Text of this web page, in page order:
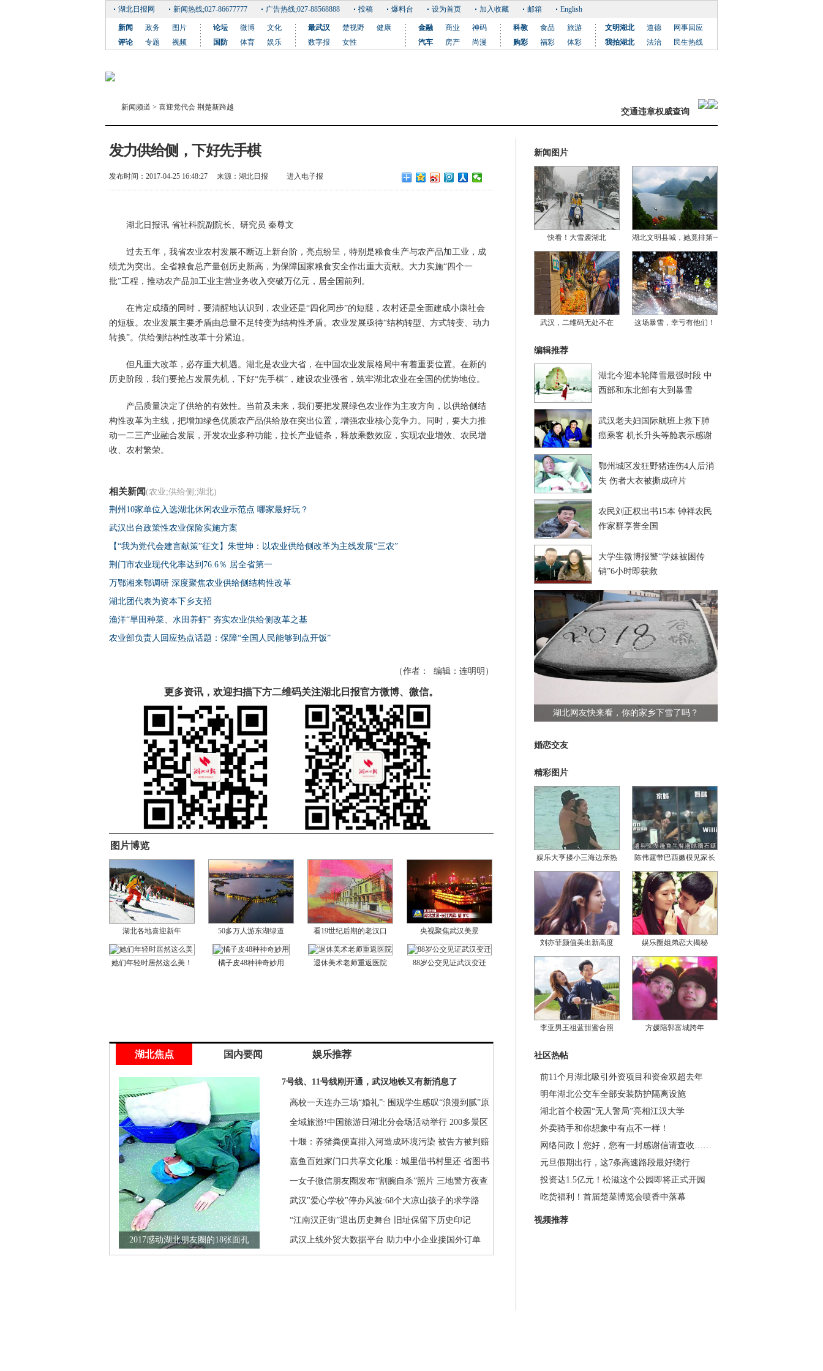
湖北日报网 新闻热线;027-86677777 广告热线;027-88568888 投稿 爆料台 设为首页 加入收藏 邮箱 English
新闻 政务
图片
评论
专题 视频
论坛 微博
文化
国防
体育 娱乐
最武汉 楚视野
健康
数字报
女性
金融 商业
神码
汽车
房产 尚漫
科教 食品
旅游
购彩
福彩 体彩
文明湖北 道德
网事回应
我拍湖北
法治 民生热线
新闻频道 > 喜迎党代会 荆楚新跨越 交通违章权威查询
发力供给侧，下好先手棋
发布时间：2017-04-25 16:48:27 来源：湖北日报 进入电子报
湖北日报讯 省社科院副院长、研究员 秦尊文
过去五年，我省农业农村发展不断迈上新台阶，亮点纷呈，特别是粮食生产与农产品加工业，成
绩尤为突出。全省粮食总产量创历史新高，为保障国家粮食安全作出重大贡献。大力实施“四个一
批”工程，推动农产品加工业主营业务收入突破万亿元，居全国前列。
在肯定成绩的同时，要清醒地认识到，农业还是“四化同步”的短腿，农村还是全面建成小康社会
的短板。农业发展主要矛盾由总量不足转变为结构性矛盾。农业发展亟待“结构转型、方式转变、动力
转换”。供给侧结构性改革十分紧迫。
但凡重大改革，必存重大机遇。湖北是农业大省，在中国农业发展格局中有着重要位置。在新的
历史阶段，我们要抢占发展先机，下好“先手棋”，建设农业强省，筑牢湖北农业在全国的优势地位。
产品质量决定了供给的有效性。当前及未来，我们要把发展绿色农业作为主攻方向，以供给侧结
构性改革为主线，把增加绿色优质农产品供给放在突出位置，增强农业核心竞争力。同时，要大力推
动一二三产业融合发展，开发农业多种功能，拉长产业链条，释放乘数效应，实现农业增效、农民增
收、农村繁荣。
相关新闻(农业;供给侧;湖北)
荆州10家单位入选湖北休闲农业示范点 哪家最好玩？
武汉出台政策性农业保险实施方案
【“我为党代会建言献策”征文】朱世坤：以农业供给侧改革为主线发展“三农”
荆门市农业现代化率达到76.6％ 居全省第一
万鄂湘来鄂调研 深度聚焦农业供给侧结构性改革
湖北团代表为资本下乡支招
渔洋“旱田种菜、水田养虾” 夯实农业供给侧改革之基
农业部负责人回应热点话题：保障“全国人民能够到点开饭”
（作者： 编辑： 连明明 ）
更多资讯，欢迎扫描下方二维码关注湖北日报官方微博、微信。
图片博览
湖北各地喜迎新年 50多万人游东湖绿道 看19世纪后期的老汉口 央视聚焦武汉美景
她们年轻时居然这么美！ 橘子皮48种神奇妙用 退休美术老师重返医院 88岁公交见证武汉变迁
湖北焦点 国内要闻 娱乐推荐
2017感动湖北朋友圈的18张面孔
7号线、11号线刚开通，武汉地铁又有新消息了
高校一天连办三场“婚礼”: 围观学生感叹“浪漫到腻”原
来是因为…
全域旅游!中国旅游日湖北分会场活动举行 200多景区
推优惠政策
十堰：养猪粪便直排入河造成环境污染 被告方被判赔
偿40余万元
嘉鱼百姓家门口共享文化服：城里借书村里还 省图书
馆讲座家里看
一女子微信朋友圈发布“割腕自杀”照片 三地警方夜查
发现竟是闹剧
武汉"爱心学校"停办风波:68个大凉山孩子的求学路
“江南汉正街”退出历史舞台 旧址保留下历史印记
武汉上线外贸大数据平台 助力中小企业接国外订单
新闻图片
快看！大雪袭湖北 湖北文明县城，她竟排第一
武汉，二维码无处不在 这场暴雪，幸亏有他们！
编辑推荐
湖北今迎本轮降雪最强时段 中
西部和东北部有大到暴雪
武汉老夫妇国际航班上救下肺
癌乘客 机长升头等舱表示感谢
鄂州城区发狂野猪连伤4人后消
失 伤者大衣被撕成碎片
农民刘正权出书15本 钟祥农民
作家群享誉全国
大学生微博报警“学妹被困传
销”6小时即获救
湖北网友快来看，你的家乡下雪了吗？
婚恋交友
精彩图片
娱乐大亨搂小三海边亲热 陈伟霆带巴西嫩模见家长
刘亦菲颜值美出新高度 娱乐圈姐弟恋大揭秘
李亚男王祖蓝甜蜜合照 方媛陪郭富城跨年
社区热帖
前11个月湖北吸引外资项目和资金双超去年
明年湖北公交车全部安装防护隔离设施
湖北首个校园“无人警局”亮相江汉大学
外卖骑手和你想象中有点不一样！
网络问政丨您好，您有一封感谢信请查收……
元旦假期出行，这7条高速路段最好绕行
投资达1.5亿元！松滋这个公园即将正式开园
吃货福利！首届楚菜博览会喷香中落幕
视频推荐